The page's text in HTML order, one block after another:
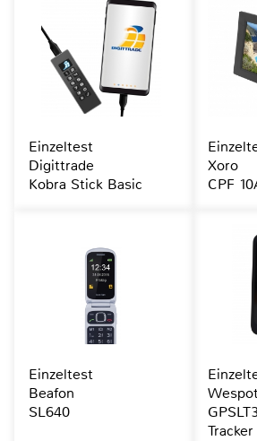
Einzeltest
Digittrade
Kobra Stick Basic
Xoro
CPF
Einzeltest
Beafon
SL640
Tracker